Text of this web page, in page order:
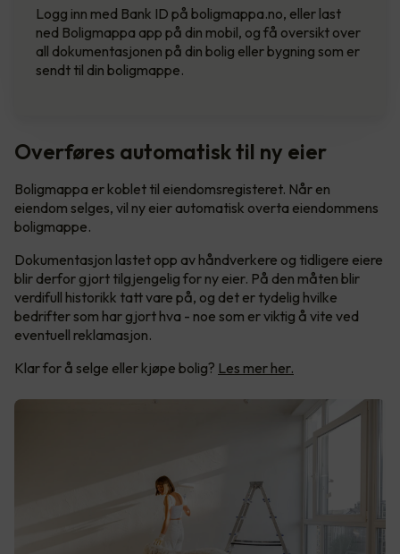
Logg inn med Bank ID på boligmappa.no, eller last
ned Boligmappa app på din mobil, og få oversikt over
all dokumentasjonen på din bolig eller bygning som er
sendt til din boligmappe.
Overføres automatisk til ny eier
Boligmappa er koblet til eiendomsregisteret. Når en
eiendom selges, vil ny eier automatisk overta eiendommens
boligmappe.
Dokumentasjon lastet opp av håndverkere og tidligere eiere
blir derfor gjort tilgjengelig for ny eier. På den måten blir
verdifull historikk tatt vare på, og det er tydelig hvilke
bedrifter som har gjort hva - noe som er viktig å vite ved
eventuell reklamasjon.
Klar for å selge eller kjøpe bolig? Les mer her.